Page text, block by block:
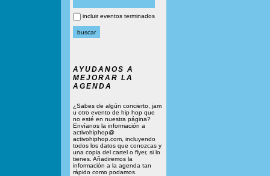
incluir eventos terminados
AYUDANOS A
MEJORAR LA
AGENDA
¿Sabes de algún concierto, jam
u otro evento de hip hop que
no esté en nuestra página?
Envíanos la información a
activohiphop@
activohiphop.com, incluyendo
todos los datos que conozcas y
una copia del cartel o flyer, si lo
tienes. Añadiremos la
información a la agenda tan
rápido como podamos.